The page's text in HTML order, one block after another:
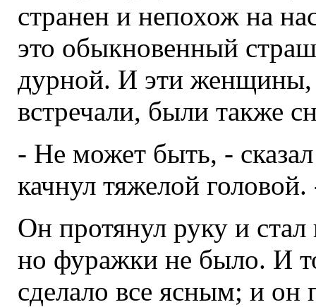
странен и непохож на
это обыкновенный
дурной. И эти женщины,
встречали, были также
- Не может быть, -
качнул тяжелой
Он протянул руку и
но фуражки не было. И
сделало все ясным; и